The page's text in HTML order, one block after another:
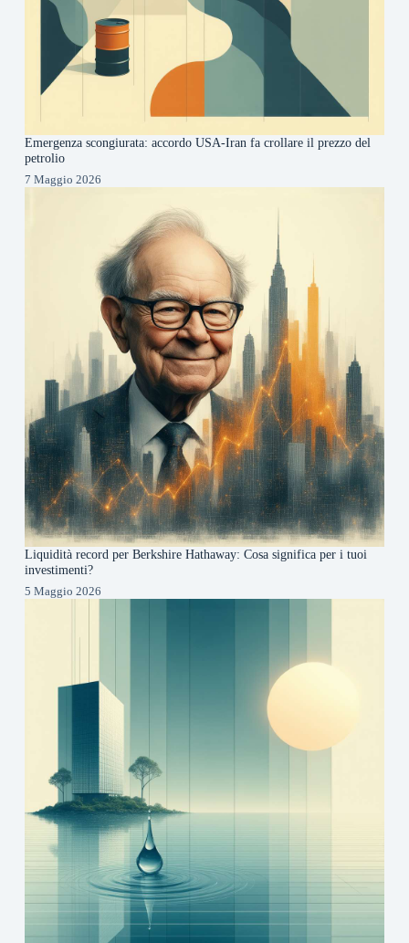
Emergenza scongiurata: accordo USA-Iran fa crollare il prezzo del
petrolio
7 Maggio 2026
Liquidità record per Berkshire Hathaway: Cosa significa per i tuoi
investimenti?
5 Maggio 2026